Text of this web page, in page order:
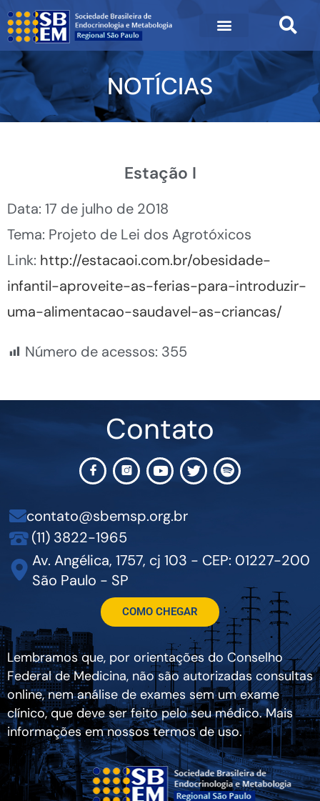
NOTÍCIAS
Estação I
Data: 17 de julho de 2018
Tema: Projeto de Lei dos Agrotóxicos
Link: http://estacaoi.com.br/obesidade-
infantil-aproveite-as-ferias-para-introduzir-
uma-alimentacao-saudavel-as-criancas/
Número de acessos: 355
Contato
contato@sbemsp.org.br
(11) 3822-1965
Av. Angélica, 1757, cj 103 - CEP: 01227-200
São Paulo - SP
COMO CHEGAR
Lembramos que, por orientações do Conselho
Federal de Medicina, não são autorizadas consultas
online, nem análise de exames sem um exame
clínico, que deve ser feito pelo seu médico. Mais
informações em nossos termos de uso.